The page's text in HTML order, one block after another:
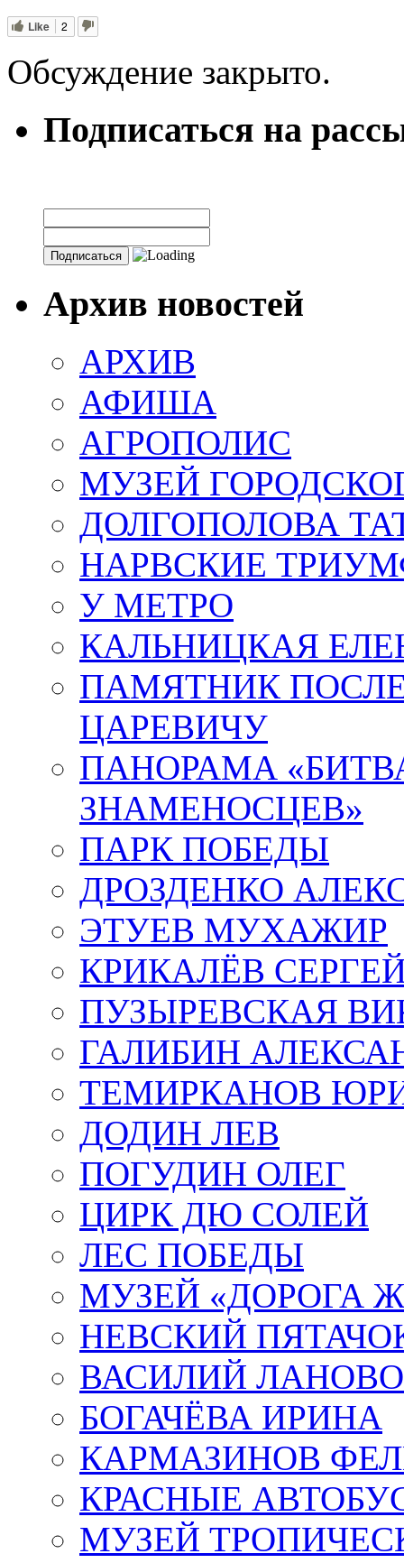
Like 2
Обсуждение закрыто.
Подписаться на
Архив новостей
АРХИВ
АФИША
АГРОПОЛИС
МУЗЕЙ
ДОЛГОПОЛОВА
НАРВСКИЕ
У МЕТРО
КАЛЬНИЦКАЯ
ПАМЯТНИК
ЦАРЕВИЧУ
ПАНОРАМА
ЗНАМЕНОСЦЕВ»
ПАРК ПОБЕДЫ
ДРОЗДЕНКО
ЭТУЕВ МУХАЖИР
КРИКАЛЁВ
ПУЗЫРЕВСКАЯ
ГАЛИБИН
ТЕМИРКАНОВ
ДОДИН ЛЕВ
ПОГУДИН ОЛЕГ
ЦИРК ДЮ СОЛЕЙ
ЛЕС ПОБЕДЫ
МУЗЕЙ «ДОРОГА
НЕВСКИЙ
ВАСИЛИЙ
БОГАЧЁВА ИРИНА
КАРМАЗИНОВ
КРАСНЫЕ
МУЗЕЙ